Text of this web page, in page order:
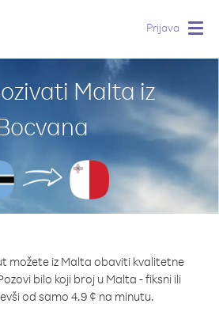
Prijava
Malta iz
možete iz Malta obaviti kvalitetne
bilo koji broj u Malta - fiksni ili
od samo 4.9 ¢ na minutu.